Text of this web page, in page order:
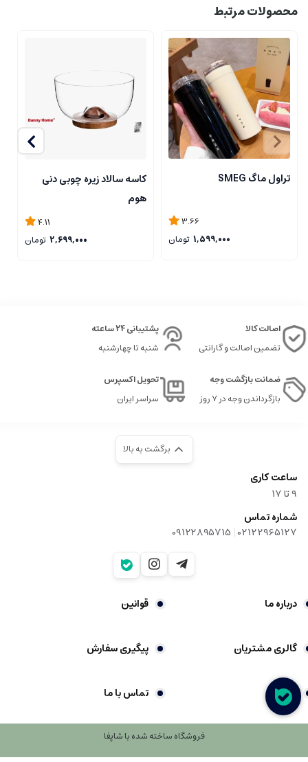
محصولات مرتبط
تراول ماگ SMEG
3.66
1,599,000 تومان
کاسه سالاد زیره چوبی دنی
هوم
4.11
2,699,000 تومان
اصالت کالا
تضمین اصالت و گارانتی
پشتیبانی 24 ساعته
شنبه تا چهارشنبه
ضمانت بازگشت وجه
بازگرداندن وجه در ۷ روز
تحویل اکسپرس
سراسر ایران
برگشت به بالا
ساعت کاری
9‌ تا ۱۷
شماره تماس
02122965127
|
09122895715
درباره ما قوانین
گالری مشتریان پیگیری سفارش
شکایات تماس با ما
فروشگاه ساخته شده با شاپفا